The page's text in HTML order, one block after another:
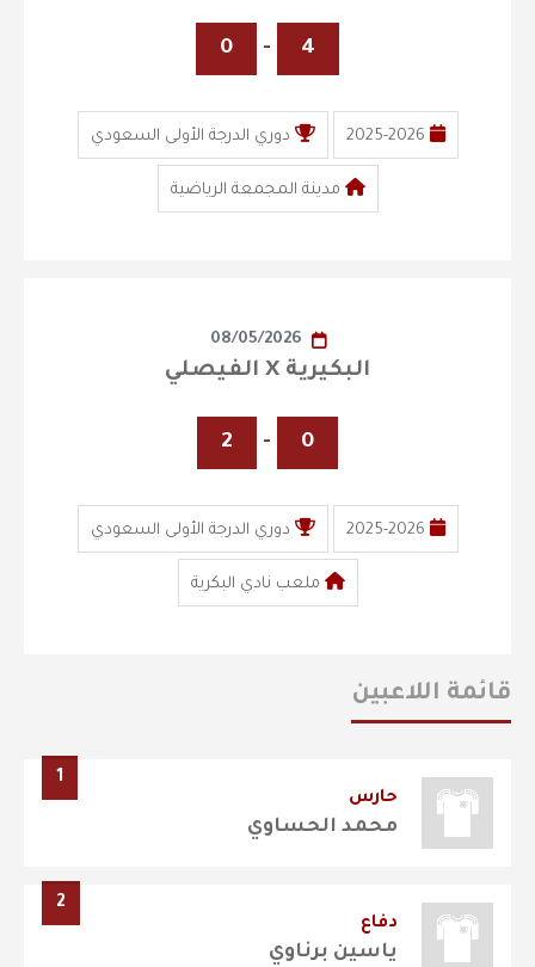
4
-
0
2025-2026 دوري الدرجة الأولى السعودي
مدينة المجمعة الرياضية
08/05/2026
البكيرية X الفيصلي
0
-
2
2025-2026 دوري الدرجة الأولى السعودي
ملعب نادي البكرية
قائمة اللاعبين
1
حارس
محمد الحساوي
2
دفاع
ياسين برناوي